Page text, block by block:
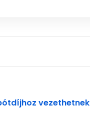
vezethetnek